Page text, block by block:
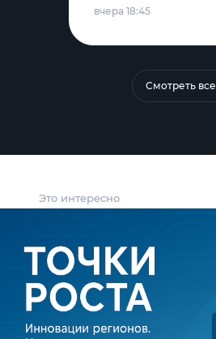
Это интересно
вчера 18:45
Смотреть все